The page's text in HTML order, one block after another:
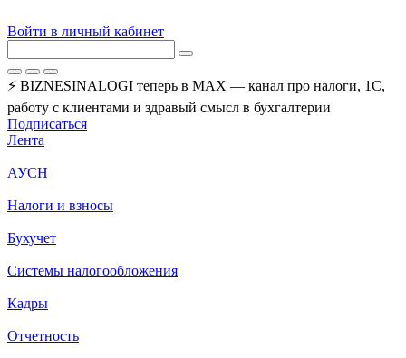
Войти в личный кабинет
⚡ BIZNESINALOGI теперь в MAX — канал про налоги, 1С,
работу с клиентами и здравый смысл в бухгалтерии
Подписаться
Лента
АУСН
Налоги и взносы
Бухучет
Системы налогообложения
Кадры
Отчетность